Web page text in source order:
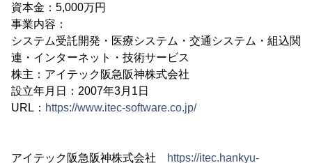
資本金：5,000万円
事業内容：
システム受託開発・医療システム・交通システム・組込関
連・インターネット・技術サービス
株主：アイテック阪急阪神株式会社
設立年月日：2007年3月1日
URL： https://www.itec-software.co.jp/
アイテック阪急阪神株式会社
https://itec.hankyu-